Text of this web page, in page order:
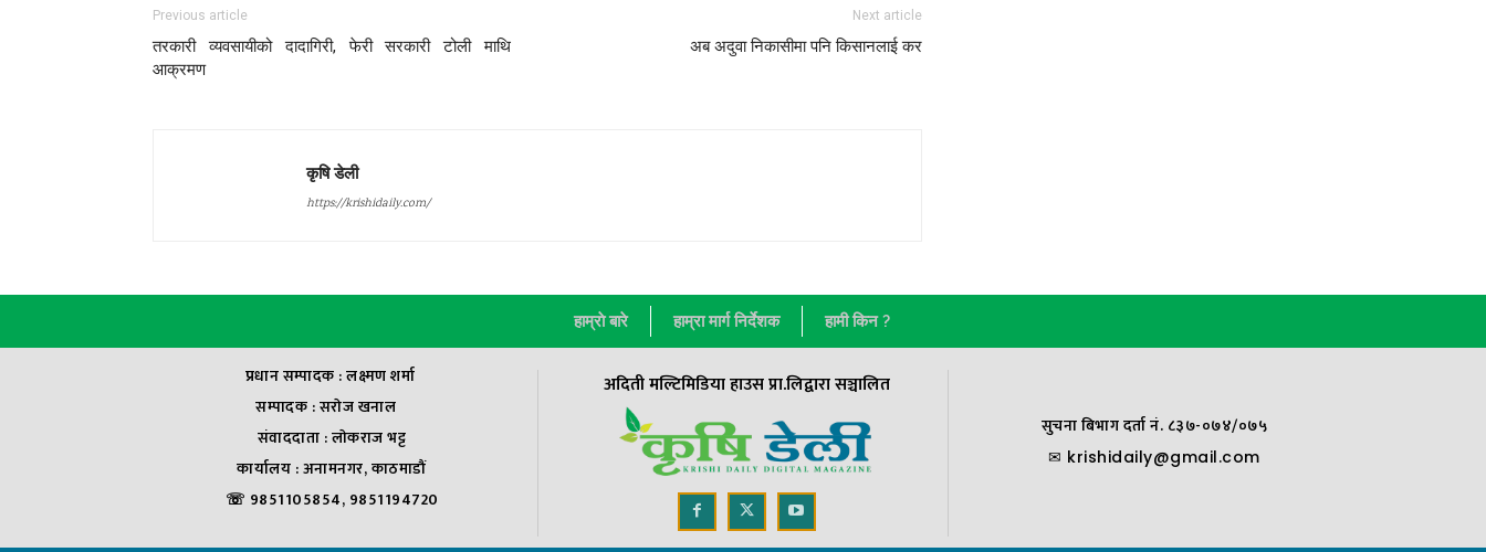
Previous article
तरकारी व्यवसायीको दादागिरी, फेरी सरकारी टोली माथि
आक्रमण
Next article
अब अदुवा निकासीमा पनि किसानलाई कर
कृषि डेली
https://krishidaily.com/
हाम्राे बारे हाम्रा मार्ग निर्देशक हामी किन ?
प्रधान सम्पादक : लक्ष्मण शर्मा
सम्पादक : सराेज खनाल
संवाददाता : लाेकराज भट्ट
कार्यालय : अनामनगर, काठमाडौं
☏ 9851105854, 9851194720
अदिती मल्टिमिडिया हाउस प्रा.लिद्वारा सञ्चालित
सुचना बिभाग दर्ता नं. ८३७-०७४/०७५
✉ krishidaily@gmail.com